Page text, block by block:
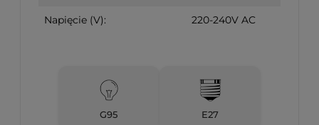
Napięcie (V): 220-240V AC
G95 E27